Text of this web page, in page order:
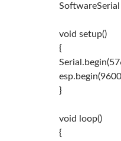
SoftwareSerial
void setup()
{
}
void loop()
{